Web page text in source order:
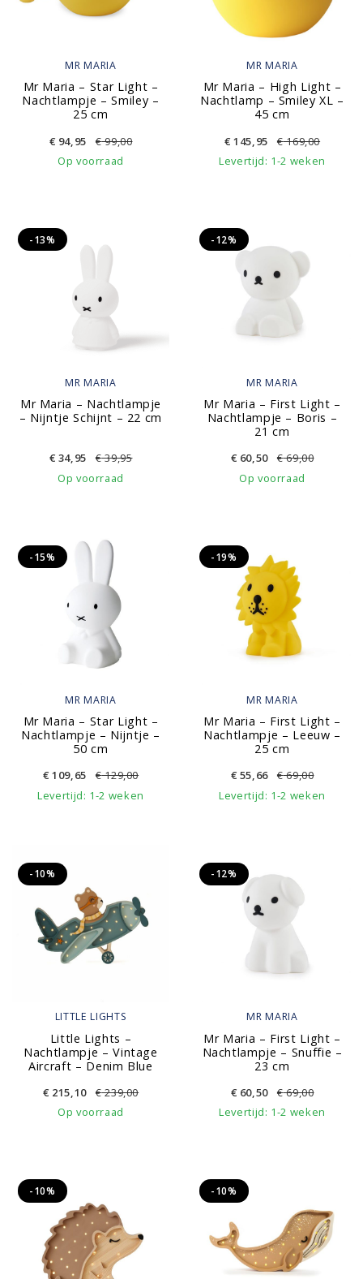
MR MARIA
Mr Maria – Star Light –
Nachtlampje – Smiley –
25 cm
€ 94,95 €99,00
Op voorraad
MR MARIA
Mr Maria – High Light –
Nachtlamp – Smiley XL –
45 cm
€ 145,95 €169,00
Levertijd: 1-2 weken
MR MARIA
Mr Maria – Nachtlampje
– Nijntje Schijnt – 22 cm
€ 34,95 €39,95
-13%
Op voorraad
MR MARIA
Mr Maria – First Light –
Nachtlampje – Boris –
21 cm
€ 60,50 €69,00
-12%
Op voorraad
MR MARIA
Mr Maria – Star Light –
Nachtlampje – Nijntje –
50 cm
€ 109,65 €129,00
-15%
Levertijd: 1-2 weken
MR MARIA
Mr Maria – First Light –
Nachtlampje – Leeuw –
25 cm
€ 55,66 €69,00
-19%
Levertijd: 1-2 weken
LITTLE LIGHTS
Little Lights –
Nachtlampje – Vintage
Aircraft – Denim Blue
€ 215,10 €239,00
-10%
Op voorraad
MR MARIA
Mr Maria – First Light –
Nachtlampje – Snuffie –
23 cm
€ 60,50 €69,00
-12%
Levertijd: 1-2 weken
-10% -10%